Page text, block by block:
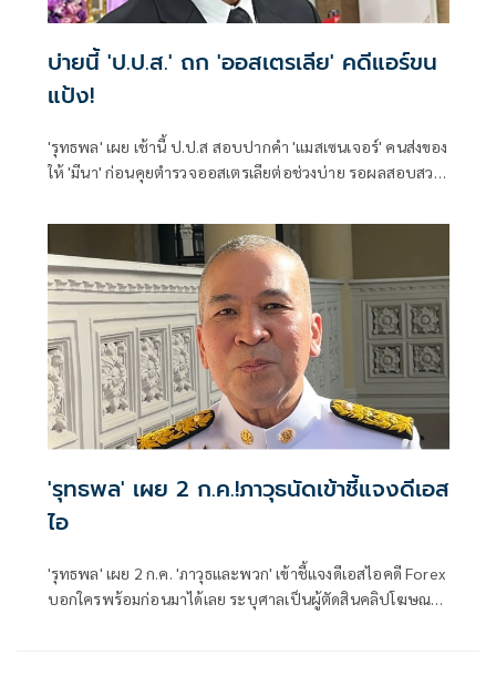
บ่ายนี้ 'ป.ป.ส.' ถก 'ออสเตรเลีย' คดีแอร์ขน
แป้ง!
'รุทธพล' เผย เช้านี้ ป.ป.ส สอบปากคำ 'แมสเซนเจอร์' คนส่งของ
ให้ 'มีนา' ก่อนคุยตำรวจออสเตรเลียต่อช่วงบ่าย รอผลสอบสวน
'รุทธพล' เผย 2 ก.ค.!ภาวุธนัดเข้าชี้แจงดีเอส
ไอ
'รุทธพล' เผย 2 ก.ค. 'ภาวุธและพวก' เข้าชี้แจงดีเอสไอคดี Forex
บอกใครพร้อมก่อนมาได้เลย ระบุศาลเป็นผู้ตัดสินคลิปโฆษณา